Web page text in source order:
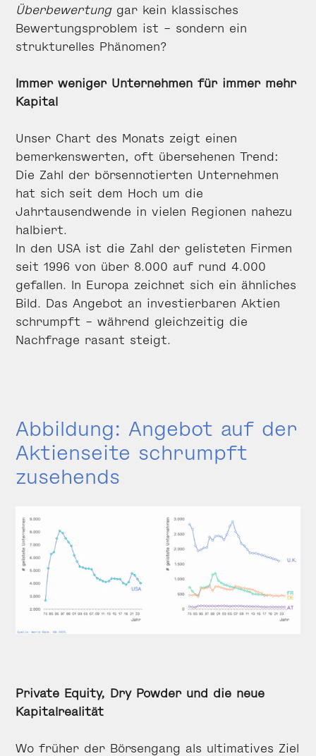
Überbewertunggar kein klassisches
Bewertungsproblem ist – sondern ein
strukturelles Phänomen?
Immer weniger Unternehmen für immer mehr
Kapital
Unser Chart des Monats zeigt einen
bemerkenswerten, oft übersehenen Trend:
Die Zahl der börsennotierten Unternehmen
hat sich seit dem Hoch um die
Jahrtausendwende in vielen Regionen nahezu
halbiert.
In den USA ist die Zahl der gelisteten Firmen
seit 1996 von über 8.000 auf rund 4.000
gefallen. In Europa zeichnet sich ein ähnliches
Bild. Das Angebot an investierbaren Aktien
schrumpft – während gleichzeitig die
Nachfrage rasant steigt.
Abbildung: Angebot auf der
Aktienseite schrumpft
zusehends
Private Equity, Dry Powder und die neue
Kapitalrealität
Wo früher der Börsengang als ultimatives Ziel